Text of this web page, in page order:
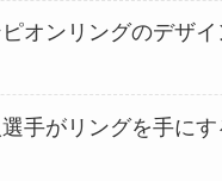
オンリングのデザ
選手がリングを手に